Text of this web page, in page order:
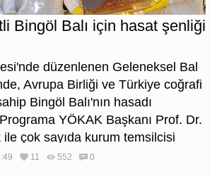
Bingöl Balı için hasat şenliği
düzenlenen Geleneksel Bal
Avrupa Birliği ve Türkiye coğrafi
Bingöl Balı'nın hasadı
YÖKAK Başkanı Prof. Dr.
ile çok sayıda kurum temsilcisi
11 552 0